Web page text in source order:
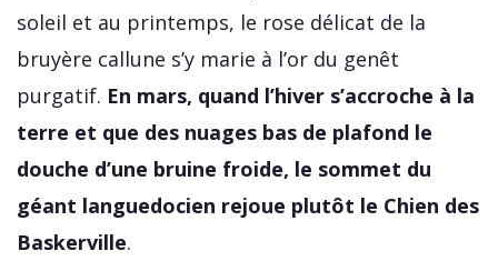
soleil et au printemps, le rose délicat de la
bruyère callune s’y marie à l’or du genêt
purgatif. En mars, quand l’hiver s’accroche à la
terre et que des nuages bas de plafond le
douche d’une bruine froide, le sommet du
géant languedocien rejoue plutôt le Chien des
Baskerville.